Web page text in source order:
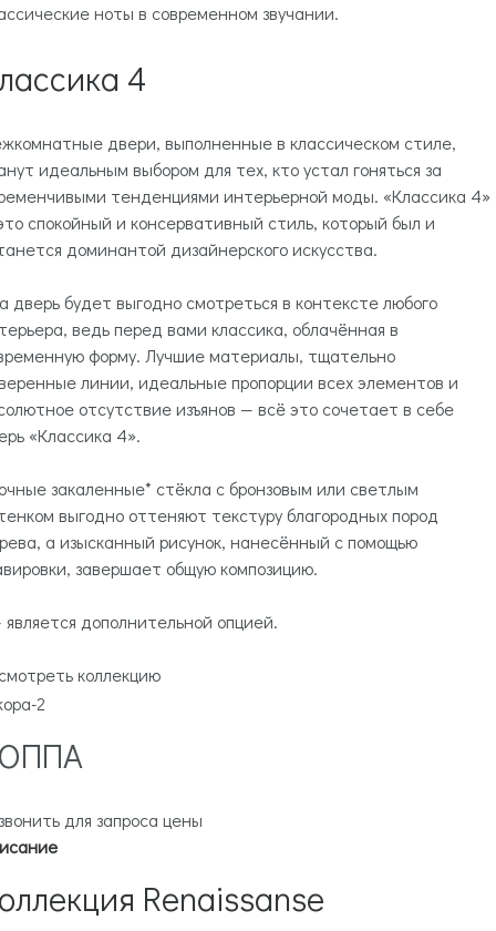
ноты в современном звучании.
4
двери, выполненные в классическом стиле,
идеальным выбором для тех, кто устал гоняться за
тенденциями интерьерной моды. «Классика 4»
спокойный и консервативный стиль, который был и
доминантой дизайнерского искусства.
дверь будет выгодно смотреться в контексте любого
ведь перед вами классика, облачённая в
форму. Лучшие материалы, тщательно
линии, идеальные пропорции всех элементов и
отсутствие изъянов — всё это сочетает в себе
«Классика 4».
закаленные* стёкла с бронзовым или светлым
выгодно оттеняют текстуру благородных пород
а изысканный рисунок, нанесённый с помощью
завершает общую композицию.
дополнительной опцией.
коллекцию
для запроса цены
Renaissanse